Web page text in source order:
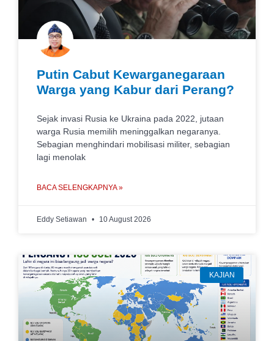
Putin Cabut Kewarganegaraan
Warga yang Kabur dari Perang?
Sejak invasi Rusia ke Ukraina pada 2022, jutaan
warga Rusia memilih meninggalkan negaranya.
Sebagian menghindari mobilisasi militer, sebagian
lagi menolak
BACA SELENGKAPNYA »
Eddy Setiawan 10 August 2026
KAJIAN